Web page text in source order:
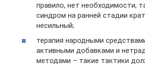
правило, нет необходимости,
синдром на ранней стадии
несильный;
терапия народными
активными добавками и
методами – такие тактики